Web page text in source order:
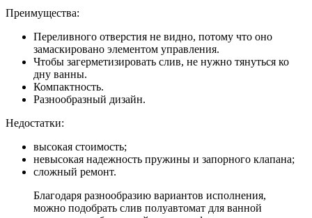
Преимущества:
Переливного отверстия не видно, потому что оно
замаскировано элементом управления.
Чтобы загерметизировать слив, не нужно тянуться ко
дну ванны.
Компактность.
Разнообразный дизайн.
Недостатки:
высокая стоимость;
невысокая надежность пружины и запорного клапана;
сложный ремонт.
Благодаря разнообразию вариантов исполнения,
можно подобрать слив полуавтомат для ванной